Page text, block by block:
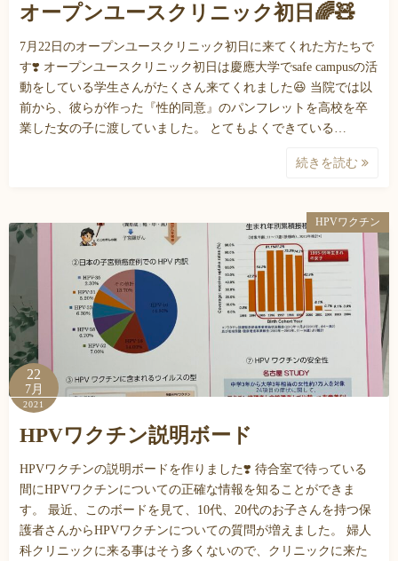
オープンユースクリニック初日🌈🧸
7月22日のオープンユースクリニック初日に来てくれた方たちで
す❣️ オープンユースクリニック初日は慶應大学でsafe campusの活
動をしている学生さんがたくさん来てくれました😆 当院では以
前から、彼らが作った『性的同意』のパンフレットを高校を卒
業した女の子に渡していました。 とてもよくできている…
続きを読む
HPVワクチン
22
7月
2021
HPVワクチン説明ボード
HPVワクチンの説明ボードを作りました❣️ 待合室で待っている
間にHPVワクチンについての正確な情報を知ることができま
す。 最近、このボードを見て、10代、20代のお子さんを持つ保
護者さんからHPVワクチンについての質問が増えました。 婦人
科クリニックに来る事はそう多くないので、クリニックに来た